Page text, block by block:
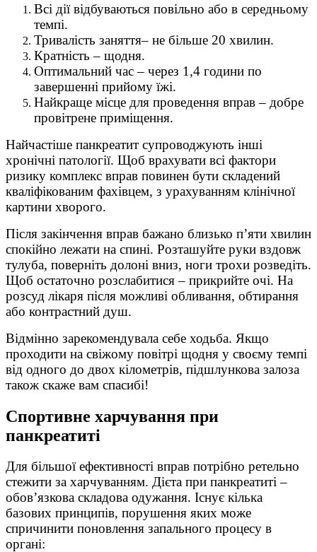
Всі дії відбуваються повільно або в середньому
темпі.
Тривалість заняття– не більше 20 хвилин.
Кратність – щодня.
Оптимальний час – через 1,4 години по
завершенні прийому їжі.
Найкраще місце для проведення вправ – добре
провітрене приміщення.
Найчастіше панкреатит супроводжують інші
хронічні патології. Щоб врахувати всі фактори
ризику комплекс вправ повинен бути складений
кваліфікованим фахівцем, з урахуванням клінічної
картини хворого.
Після закінчення вправ бажано близько п’яти хвилин
спокійно лежати на спині. Розташуйте руки вздовж
тулуба, поверніть долоні вниз, ноги трохи розведіть.
Щоб остаточно розслабитися – прикрийте очі. На
розсуд лікаря після можливі обливання, обтирання
або контрастний душ.
Відмінно зарекомендувала себе ходьба. Якщо
проходити на свіжому повітрі щодня у своєму темпі
від одного до двох кілометрів, підшлункова залоза
також скаже вам спасибі!
Спортивне харчування при
панкреатиті
Для більшої ефективності вправ потрібно ретельно
стежити за харчуванням. Дієта при панкреатиті –
обов’язкова складова одужання. Існує кілька
базових принципів, порушення яких може
спричинити поновлення запального процесу в
органі: